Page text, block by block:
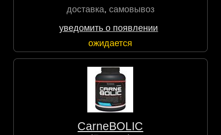
доставка, самовывоз
уведомить о появлении
ожидается
CarneBOLIC